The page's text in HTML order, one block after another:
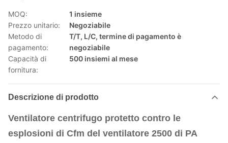
MOQ:
1 insieme
Prezzo unitario:
Negoziabile
Metodo di
pagamento:
T/T, L/C, termine di pagamento è
negoziabile
Capacità di
fornitura:
500 insiemi al mese
Descrizione di prodotto
Ventilatore centrifugo protetto contro le
esplosioni di Cfm del ventilatore 2500 di PA